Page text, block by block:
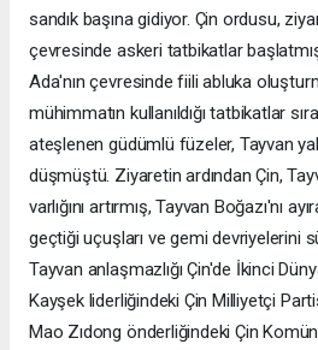
sandık başına gidiyor. Çin ordusu,
çevresinde askeri tatbikatlar
Ada'nın çevresinde fiili abluka
mühimmatın kullanıldığı tatbikatlar
ateşlenen güdümlü füzeler, Tayvan
düşmüştü. Ziyaretin ardından Çin,
varlığını artırmış, Tayvan Boğazı'nı
geçtiği uçuşları ve gemi devriyelerini
Tayvan anlaşmazlığı Çin'de İkinci
Kayşek liderliğindeki Çin Milliyetçi
Mao Zıdong önderliğindeki Çin